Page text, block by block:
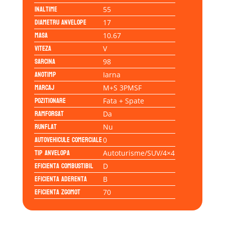
Inaltime 55
Diametru anvelope 17
Masa 10.67
Viteza V
Sarcina 98
Anotimp Iarna
Marcaj M+S 3PMSF
Pozitionare Fata + Spate
Ramforsat Da
Runflat Nu
Autovehicule comerciale0
Tip anvelopa Autoturisme/SUV/4×4
Eficienta Combustibil D
Eficienta Aderenta B
Eficienta Zgomot 70